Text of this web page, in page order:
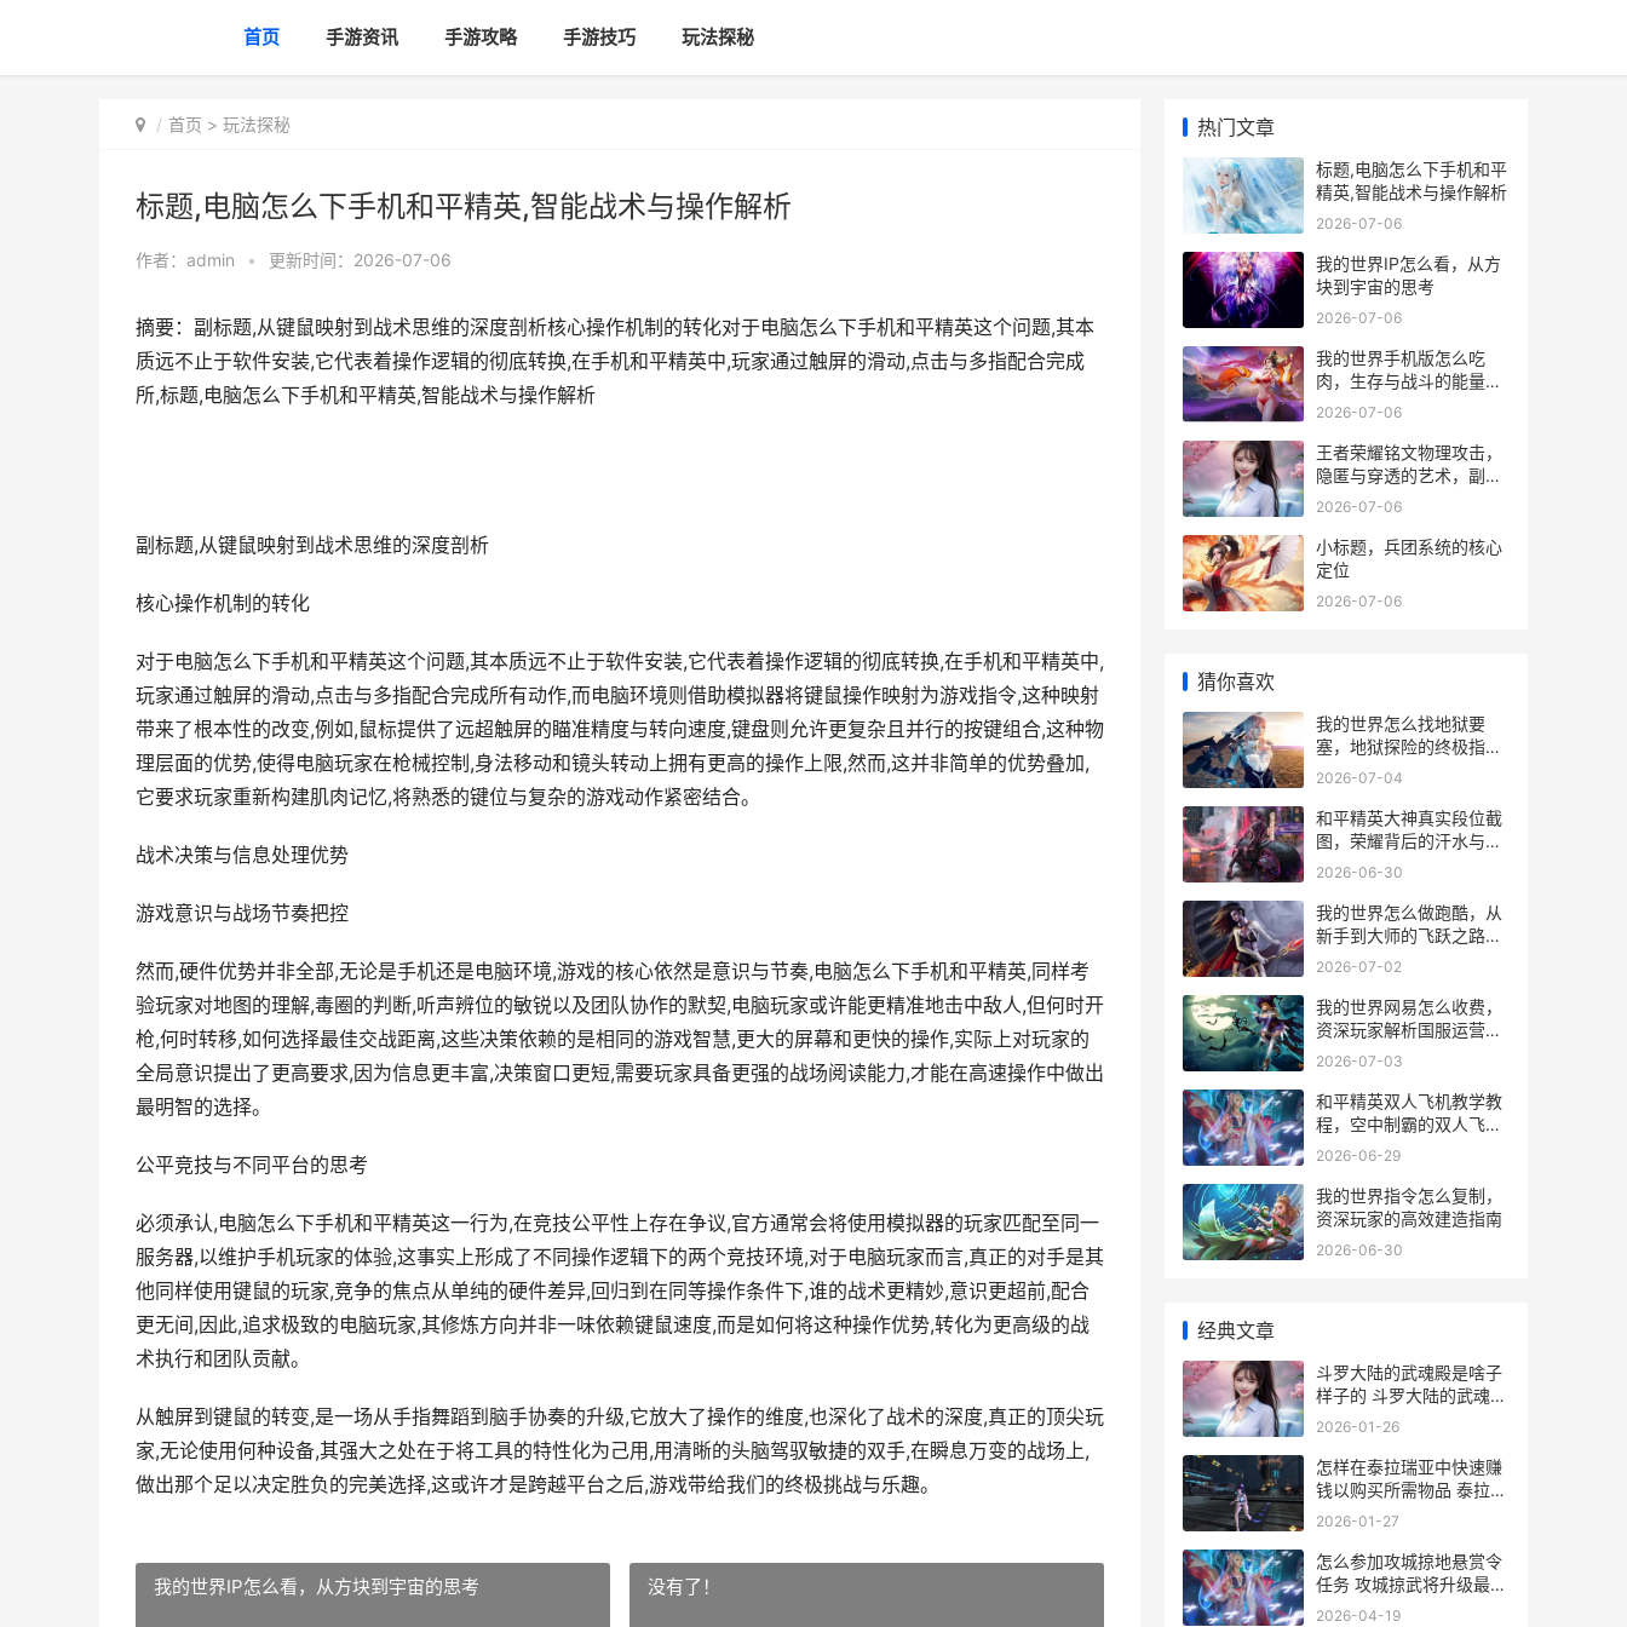
首页 手游资讯 手游攻略 手游技巧 玩法探秘
首页 > 玩法探秘
标题,电脑怎么下手机和平精英,智能战术与操作解析
作者： admin • 更新时间：2026-07-06
摘要：副标题,从键鼠映射到战术思维的深度剖析核心操作机制的转化对于电脑怎么下手机和平精英这个问题,其本
质远不止于软件安装,它代表着操作逻辑的彻底转换,在手机和平精英中,玩家通过触屏的滑动,点击与多指配合完成
所,标题,电脑怎么下手机和平精英,智能战术与操作解析
副标题,从键鼠映射到战术思维的深度剖析
核心操作机制的转化
对于电脑怎么下手机和平精英这个问题,其本质远不止于软件安装,它代表着操作逻辑的彻底转换,在手机和平精英中,
玩家通过触屏的滑动,点击与多指配合完成所有动作,而电脑环境则借助模拟器将键鼠操作映射为游戏指令,这种映射
带来了根本性的改变,例如,鼠标提供了远超触屏的瞄准精度与转向速度,键盘则允许更复杂且并行的按键组合,这种物
理层面的优势,使得电脑玩家在枪械控制,身法移动和镜头转动上拥有更高的操作上限,然而,这并非简单的优势叠加,
它要求玩家重新构建肌肉记忆,将熟悉的键位与复杂的游戏动作紧密结合。
战术决策与信息处理优势
游戏意识与战场节奏把控
然而,硬件优势并非全部,无论是手机还是电脑环境,游戏的核心依然是意识与节奏,电脑怎么下手机和平精英,同样考
验玩家对地图的理解,毒圈的判断,听声辨位的敏锐以及团队协作的默契,电脑玩家或许能更精准地击中敌人,但何时开
枪,何时转移,如何选择最佳交战距离,这些决策依赖的是相同的游戏智慧,更大的屏幕和更快的操作,实际上对玩家的
全局意识提出了更高要求,因为信息更丰富,决策窗口更短,需要玩家具备更强的战场阅读能力,才能在高速操作中做出
最明智的选择。
公平竞技与不同平台的思考
必须承认,电脑怎么下手机和平精英这一行为,在竞技公平性上存在争议,官方通常会将使用模拟器的玩家匹配至同一
服务器,以维护手机玩家的体验,这事实上形成了不同操作逻辑下的两个竞技环境,对于电脑玩家而言,真正的对手是其
他同样使用键鼠的玩家,竞争的焦点从单纯的硬件差异,回归到在同等操作条件下,谁的战术更精妙,意识更超前,配合
更无间,因此,追求极致的电脑玩家,其修炼方向并非一味依赖键鼠速度,而是如何将这种操作优势,转化为更高级的战
术执行和团队贡献。
从触屏到键鼠的转变,是一场从手指舞蹈到脑手协奏的升级,它放大了操作的维度,也深化了战术的深度,真正的顶尖玩
家,无论使用何种设备,其强大之处在于将工具的特性化为己用,用清晰的头脑驾驭敏捷的双手,在瞬息万变的战场上,
做出那个足以决定胜负的完美选择,这或许才是跨越平台之后,游戏带给我们的终极挑战与乐趣。
我的世界IP怎么看，从方块到宇宙的思考 没有了！
热门文章
标题,电脑怎么下手机和平
精英,智能战术与操作解析
2026-07-06
我的世界IP怎么看，从方
块到宇宙的思考
2026-07-06
我的世界手机版怎么吃
肉，生存与战斗的能量之
源
2026-07-06
王者荣耀铭文物理攻击，
隐匿与穿透的艺术，副标
题，物理输出的基石与博
2026-07-06
小标题，兵团系统的核心
定位
2026-07-06
猜你喜欢
我的世界怎么找地狱要
塞，地狱探险的终极指
南，副标题，资深玩家的
2026-07-04
和平精英大神真实段位截
图，荣耀背后的汗水与智
慧
2026-06-30
我的世界怎么做跑酷，从
新手到大师的飞跃之路，
副标题，方块间的舞蹈艺
2026-07-02
我的世界网易怎么收费，
资深玩家解析国服运营模
式
2026-07-03
和平精英双人飞机教学教
程，空中制霸的双人飞行
指南
2026-06-29
我的世界指令怎么复制，
资深玩家的高效建造指南
2026-06-30
经典文章
斗罗大陆的武魂殿是啥子
样子的 斗罗大陆的武魂大
全
2026-01-26
怎样在泰拉瑞亚中快速赚
钱以购买所需物品 泰拉瑞
亚怎么说
2026-01-27
怎么参加攻城掠地悬赏令
任务 攻城掠武将升级最快
方法
2026-04-19